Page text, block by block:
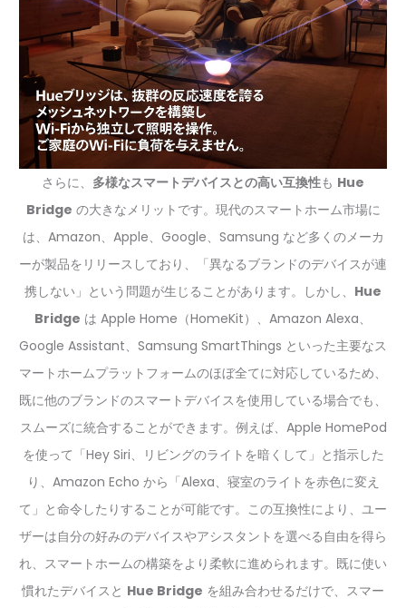
さらに、 多様なスマートデバイスとの高い互換性も Hue
Bridge の大きなメリットです。現代のスマートホーム市場に
は、Amazon、Apple、Google、Samsung など多くのメーカ
ーが製品をリリースしており、「異なるブランドのデバイスが連
携しない」という問題が生じることがあります。しかし、 Hue
Bridge は Apple Home（HomeKit）、Amazon Alexa、
Google Assistant、Samsung SmartThings といった主要なス
マートホームプラットフォームのほぼ全てに対応しているため、
既に他のブランドのスマートデバイスを使用している場合でも、
スムーズに統合することができます。例えば、Apple HomePod
を使って「Hey Siri、リビングのライトを暗くして」と指示した
り、Amazon Echo から「Alexa、寝室のライトを赤色に変え
て」と命令したりすることが可能です。この互換性により、ユー
ザーは自分の好みのデバイスやアシスタントを選べる自由を得ら
れ、スマートホームの構築をより柔軟に進められます。既に使い
慣れたデバイスと Hue Bridge を組み合わせるだけで、スマー